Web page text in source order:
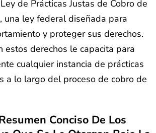
de Prácticas Justas de Cobro de
una ley federal diseñada para
y proteger sus derechos.
estos derechos le capacita para
cualquier instancia de prácticas
a lo largo del proceso de cobro de
Conciso De Los